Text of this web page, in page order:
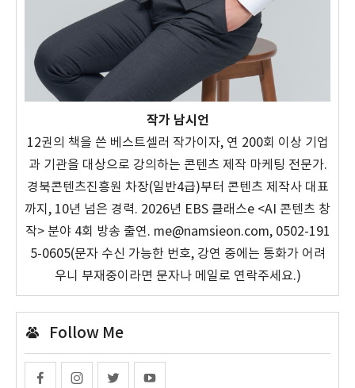
작가 남시언
12권의 책을 쓴 베스트셀러 작가이자, 연 200회 이상 기업
과 기관을 대상으로 강의하는 콘텐츠 제작 마케팅 전문가.
경북콘텐츠진흥원 차장(일반4급)부터 콘텐츠 제작사 대표
까지, 10년 넘은 경력. 2026년 EBS 클래스e <AI 콘텐츠 창
작> 분야 4회 방송 출연. me@namsieon.com, 0502-191
5-0605(문자 수신 가능한 번호, 강연 중에는 통화가 어려
우니 부재중이라면 문자나 메일로 연락주세요.)
Follow Me